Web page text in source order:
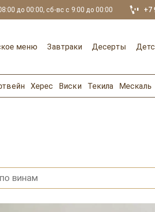
до 00:00, сб-вс с 9:00 до 00:00 +7
меню Завтраки Десерты
Херес Виски Текила Мескаль